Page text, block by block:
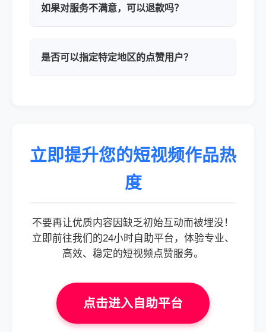
如果对服务不满意，可以退款吗？
是否可以指定特定地区的点赞用户？
立即提升您的短视频作品热
度
不要再让优质内容因缺乏初始互动而被埋没！
立即前往我们的24小时自助平台，体验专业、
高效、稳定的短视频点赞服务。
点击进入自助平台